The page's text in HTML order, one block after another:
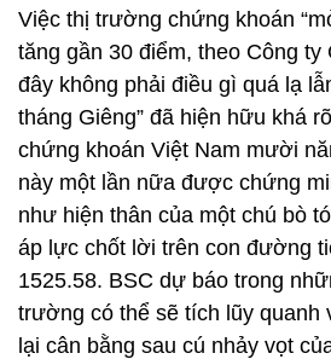
Việc thị trường chứng khoán
tăng gần 30 điểm, theo Công ty
đây không phải điều gì quá lạ
tháng Giêng” đã hiện hữu khá
chứng khoán Việt Nam mười
này một lần nữa được chứng
như hiện thân của một chú bò
áp lực chốt lời trên con đường
1525.58. BSC dự báo trong
trường có thể sẽ tích lũy quanh
lại cân bằng sau cú nhảy vọt